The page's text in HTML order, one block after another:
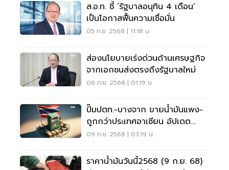
ส.อ.ท. ชี้ ‘รัฐบาลอนุทิน 4 เดือน’
เป็นโอกาสฟื้นความเชื่อมั่น
05 ก.ย. 2568 | 11:18 น.
ส่องนโยบายเร่งด่วนด้านเศรษฐกิจ
จากเอกชนส่งตรงถึงรัฐบาลใหม่
06 ก.ย. 2568 | 01:19 น.
ปั๊มปตท.-บางจาก ขายน้ำมันแพง-
ถูกกว่าประเทศอาเซียน อัปเดต
ล่าสุด
09 ก.ย. 2568 | 03:19 น.
ราคาน้ำมันวันนี้2568 (9 ก.ย. 68)